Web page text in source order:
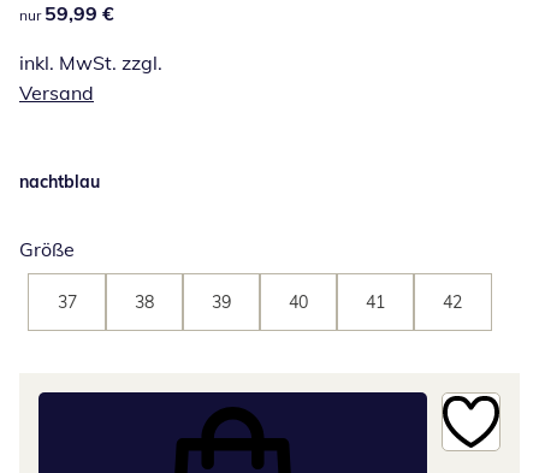
59,99 €
nur 59,99 €
inkl. MwSt. zzgl.
Versand
nachtblau
Größe
37 38 39 40 41 42